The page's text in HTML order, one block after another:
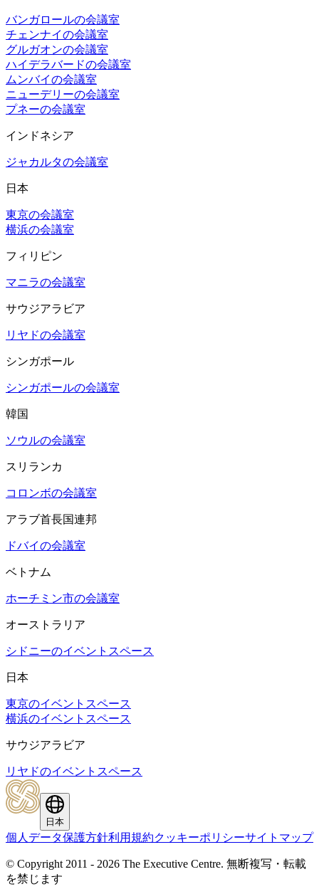
バンガロールの会議室
チェンナイの会議室
グルガオンの会議室
ハイデラバードの会議室
ムンバイの会議室
ニューデリーの会議室
プネーの会議室
インドネシア
ジャカルタの会議室
日本
東京の会議室
横浜の会議室
フィリピン
マニラの会議室
サウジアラビア
リヤドの会議室
シンガポール
シンガポールの会議室
韓国
ソウルの会議室
スリランカ
コロンボの会議室
アラブ首長国連邦
ドバイの会議室
ベトナム
ホーチミン市の会議室
オーストラリア
シドニーのイベントスペース
日本
東京のイベントスペース
横浜のイベントスペース
サウジアラビア
リヤドのイベントスペース
日本
個人データ保護方針利用規約クッキーポリシーサイトマップ
© Copyright 2011 - 2026 The Executive Centre. 無断複写・転載
を禁じます